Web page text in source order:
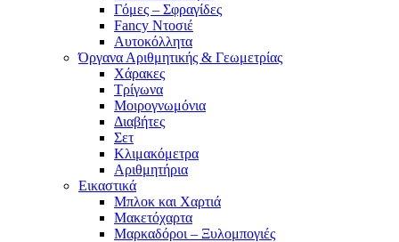
Γόμες – Σφραγίδες
Fancy Ντοσιέ
Αυτοκόλλητα
Όργανα Αριθμητικής & Γεωμετρίας
Χάρακες
Τρίγωνα
Mοιρογνωμόνια
Διαβήτες
Σετ
Κλιμακόμετρα
Αριθμητήρια
Εικαστικά
Μπλοκ και Χαρτιά
Μακετόχαρτα
Μαρκαδόροι – Ξυλομπογιές